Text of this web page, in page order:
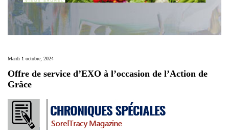
Mardi 1 octobre, 2024
Offre de service d’EXO à l’occasion de l’Action de
Grâce